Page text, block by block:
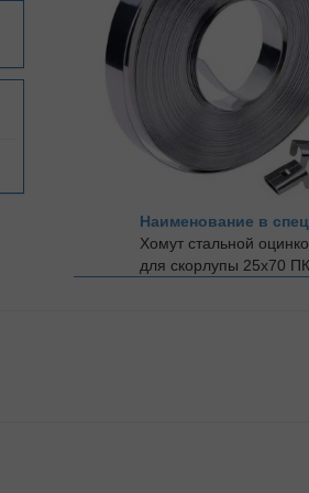
Наименование в
Хомут стальной
для скорлупы 25х70